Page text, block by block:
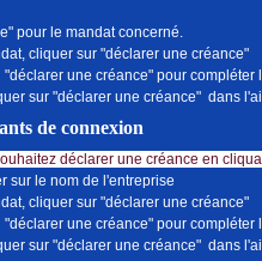
pour le mandat concerné.
cliquer sur "déclarer une créance"
une créance" pour compléter
sur "déclarer une créance" dans
de connexion
déclarer une créance en
sur le nom de l'entreprise
cliquer sur "déclarer une créance"
une créance" pour compléter
sur "déclarer une créance" dans